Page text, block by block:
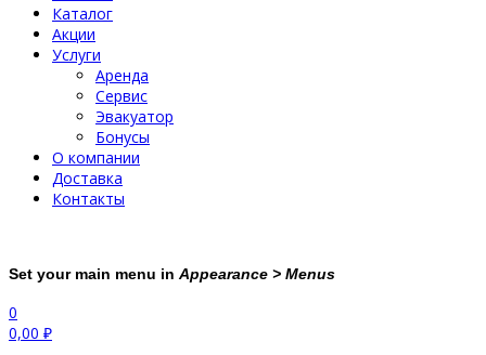
Каталог
Акции
Услуги
Аренда
Сервис
Эвакуатор
Бонусы
О компании
Доставка
Контакты
Set your main menu in Appearance > Menus
0
0,00 ₽